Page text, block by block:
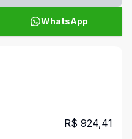
WhatsApp
R$ 924,41